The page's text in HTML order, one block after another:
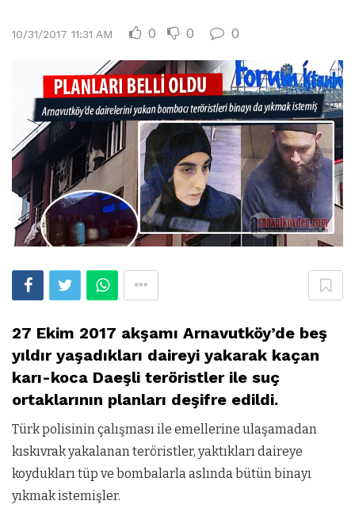
10/31/2017 11:31 AM 0 0 0
27 Ekim 2017 akşamı Arnavutköy’de beş
yıldır yaşadıkları daireyi yakarak kaçan
karı-koca Daeşli teröristler ile suç
ortaklarının planları deşifre edildi.
Türk polisinin çalışması ile emellerine ulaşamadan
kıskıvrak yakalanan teröristler, yaktıkları daireye
koydukları tüp ve bombalarla aslında bütün binayı
yıkmak istemişler.